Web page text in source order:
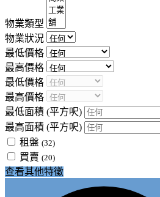
物業類型
物業狀況
最低價格
最高價格
最低價格
最高價格
最低面積 (平方呎)
最高面積 (平方呎)
租盤 (32)
買賣 (20)
查看其他特徵